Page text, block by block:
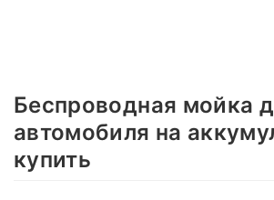
Беспроводная мойка
автомобиля на
купить